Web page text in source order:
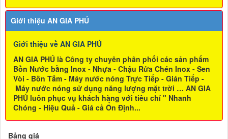
Giới thiệu AN GIA PHÚ
Giới thiệu về AN GIA PHÚ
AN GIA PHÚ là Công ty chuyên phân phối các sản phẩm
Bồn Nước bằng Inox - Nhựa - Chậu Rửa Chén Inox - Sen
Vòi - Bồn Tắm - Máy nước nóng Trực Tiếp - Gián Tiếp -
Máy nước nóng sử dụng năng lượng mặt trời … AN GIA
PHÚ luôn phục vụ khách hàng với tiêu chí " Nhanh
Chóng - Hiệu Quả - Giá cả Ổn Định...
Bảng giá